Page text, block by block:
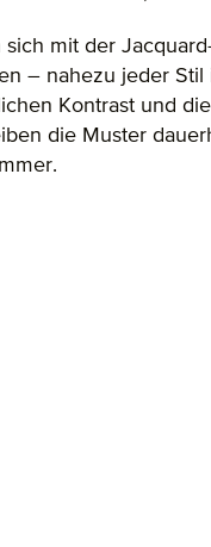
sich mit der
– nahezu jeder
Kontrast und
die Muster